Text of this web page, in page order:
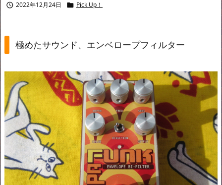
 2022年12月24日  Pick Up！
極めたサウンド、エンベロープフィルター